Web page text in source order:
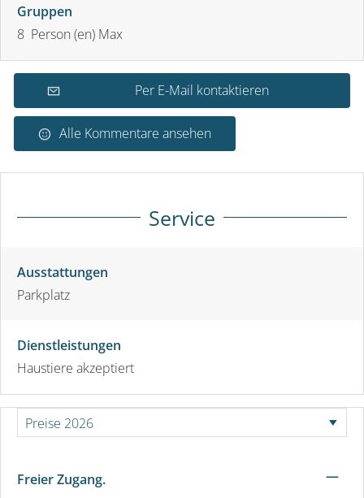
Gruppen
8 Person (en) Max
Per E-Mail kontaktieren
Alle Kommentare ansehen
Service
Ausstattungen
Parkplatz
Dienstleistungen
Haustiere akzeptiert
Freier Zugang. —